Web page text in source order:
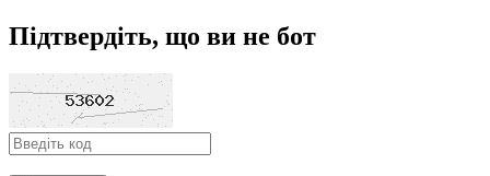
Підтвердіть, що ви не бот